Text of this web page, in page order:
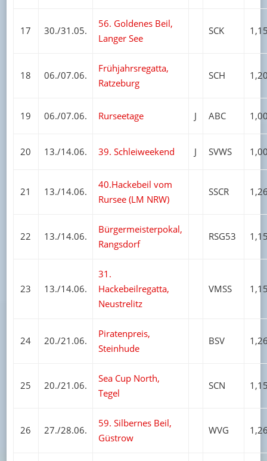
17 30./31.05.
56. Goldenes Beil,
Langer See
SCK
18 06./07.06.
Frühjahrsregatta,
Ratzeburg
SCH
19 06./07.06. Rurseetage J ABC
20 13./14.06. 39. Schleiweekend J SVWS
21 13./14.06.
40.Hackebeil vom
Rursee (LM NRW)
SSCR
22 13./14.06.
Bürgermeisterpokal,
Rangsdorf
RSG53
23 13./14.06.
31.
Hackebeilregatta,
Neustrelitz
VMSS
24 20./21.06.
Piratenpreis,
Steinhude
BSV
25 20./21.06.
Sea Cup North,
Tegel
SCN
26 27./28.06.
59. Silbernes Beil,
Güstrow
WVG